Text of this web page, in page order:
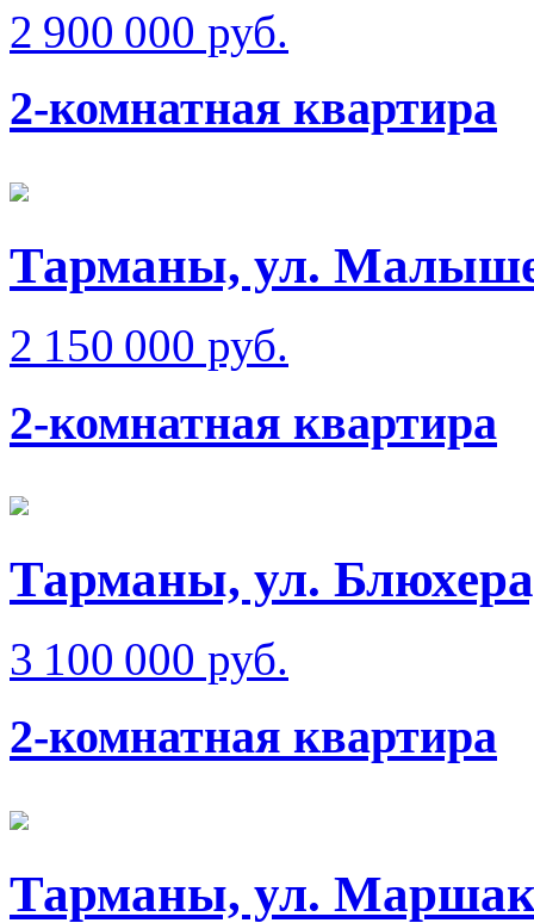
2 900 000 руб.
2-комнатная квартира
Тарманы, ул.
2 150 000 руб.
2-комнатная квартира
Тарманы, ул.
3 100 000 руб.
2-комнатная квартира
Тарманы, ул.